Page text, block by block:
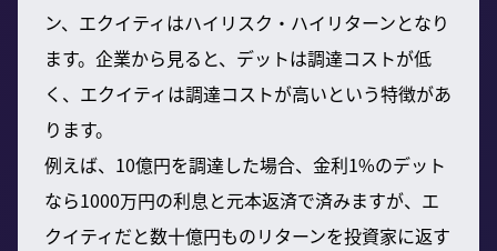
ン、エクイティはハイリスク・ハイリターンとなり
ます。企業から見ると、デットは調達コストが低
く、エクイティは調達コストが高いという特徴があ
ります。
例えば、10億円を調達した場合、金利1%のデット
なら1000万円の利息と元本返済で済みますが、エ
クイティだと数十億円ものリターンを投資家に返す